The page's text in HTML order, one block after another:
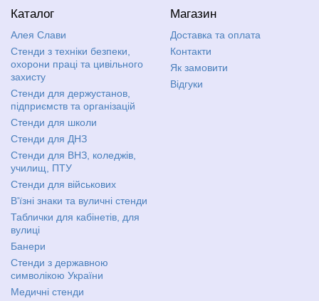
Каталог
Алея Слави
Стенди з техніки безпеки,
охорони праці та цивільного
захисту
Стенди для держустанов,
підприємств та організацій
Стенди для школи
Стенди для ДНЗ
Стенди для ВНЗ, коледжів,
училищ, ПТУ
Стенди для військових
В'їзні знаки та вуличні стенди
Таблички для кабінетів, для
вулиці
Банери
Стенди з державною
символікою України
Медичні стенди
Магазин
Доставка та оплата
Контакти
Як замовити
Відгуки